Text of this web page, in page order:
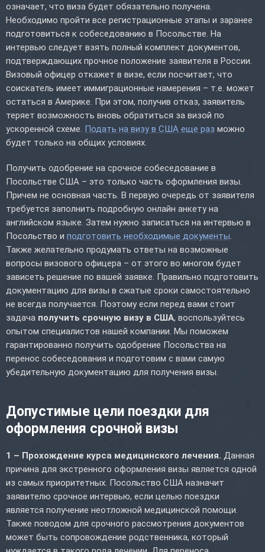
означает, что виза будет обязательно получена.
Необходимо пройти все регистрационные этапы и заранее
подготовиться к собеседованию в Посольстве. На
интервью следует взять полный комплект документов,
подтверждающих прочное положение заявителя в России.
Визовый офицер откажет в визе, если посчитает, что
соискатель имеет иммиграционные намерения – т.е. может
остаться в Америке. При этом, получив отказ, заявитель
теряет возможность вновь обратиться за визой по
ускоренной схеме. Подать на визу в США еще раз можно
будет только на общих условиях.
Получить одобрение на срочное собеседование в
Посольстве США – это только часть оформления визы.
Причем не основная часть. В первую очередь от заявителя
требуется заполнить подробную онлайн анкету на
английском языке. Затем нужно записаться на интервью в
Посольство и подготовить необходимые документы
Также желательно продумать ответы на возможные
вопросы визового офицера – от этого во многом будет
зависеть решение по вашей заявке. Правильно подготовить
документацию для визы в сжатые сроки самостоятельно
не всегда получается. Поэтому если перед вами стоит
задача получить срочную визу в США, воспользуйтесь
опытом специалистов нашей компании. Мы поможем
гарантированно получить одобрение Посольства на
перенос собеседования и подготовим с вами самую
убедительную документацию для получения визы.
Допустимые цели поездки для
оформления срочной визы
1 – Прохождение курса медицинского лечения. Данная
причина для экстренного оформления визы является одной
из самых приоритетных. Посольство США назначит
заявителю срочное интервью, если целью поездки
является получение неотложной медицинской помощи.
Также поводом для срочного рассмотрения документов
может быть сопровождение родственника, который